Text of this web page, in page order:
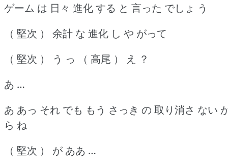
ゲーム は 日々 進化 する と 言った でしょ う
（ 堅次 ） 余計 な 進化 し や がって
（ 堅次 ） う っ （ 高尾 ） え ？
あ …
あ あっ それ でも もう さっき の 取り消さ ない
ら ね
（ 堅次 ） が ああ …